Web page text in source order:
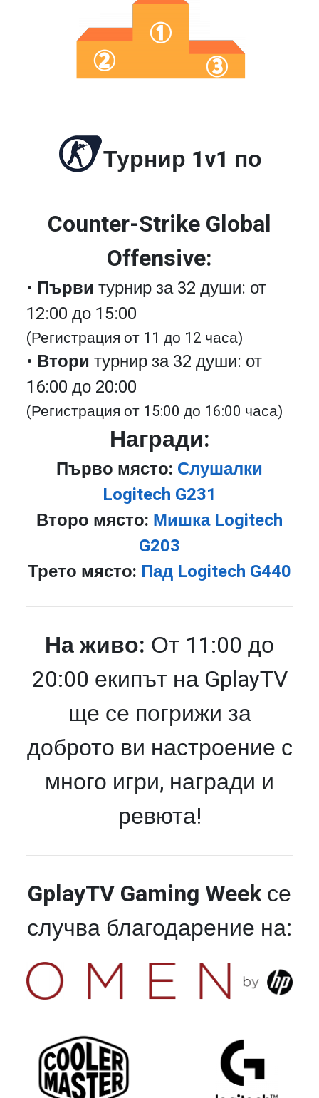
Турнир 1v1 по
Counter-Strike Global
Offensive:
• Първи турнир за 32 души: от
12:00 до 15:00
(Регистрация от 11 до 12 часа)
• Втори турнир за 32 души: от
16:00 до 20:00
(Регистрация от 15:00 до 16:00 часа)
Награди:
Първо място: Слушалки
Logitech G231
Второ място: Мишка Logitech
G203
Трето място: Пад Logitech G440
На живо: От 11:00 до
20:00 екипът на GplayTV
ще се погрижи за
доброто ви настроение с
много игри, награди и
ревюта!
GplayTV Gaming Weekсе
случва благодарение на: